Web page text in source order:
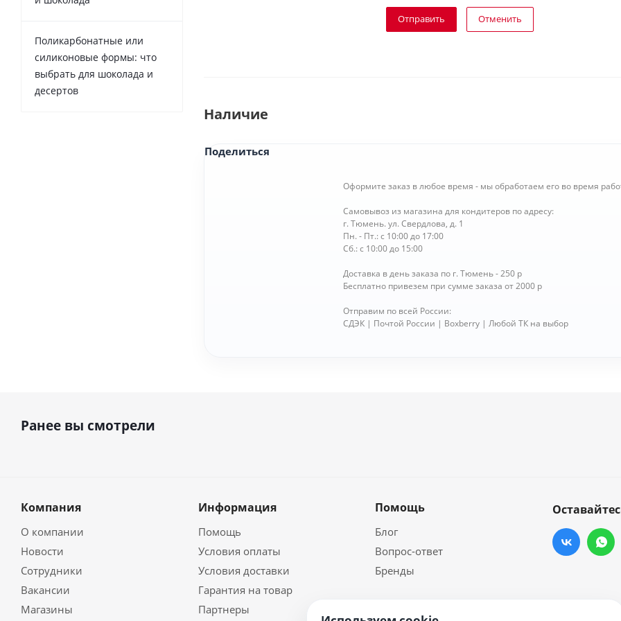
Отправить Отменить
Наличие
Поделиться
Оформите заказ в любое время - мы обработаем его во время
Самовывоз из магазина для кондитеров по адресу:
г. Тюмень. ул. Свердлова, д. 1
Пн. - Пт.: с 10:00 до 17:00
Сб.: с 10:00 до 15:00
Доставка в день заказа по г. Тюмень - 250 р
Бесплатно привезем при сумме заказа от 2000 р
Отправим по всей России:
СДЭК | Почтой России | Boxberry | Любой ТК на выбор
Поликарбонатные или
силиконовые формы: что
выбрать для шоколада и
десертов
Ранее вы смотрели
Компания
О компании
Новости
Сотрудники
Вакансии
Магазины
Информация
Помощь
Условия оплаты
Условия доставки
Гарантия на товар
Партнеры
Помощь
Блог
Вопрос-ответ
Бренды